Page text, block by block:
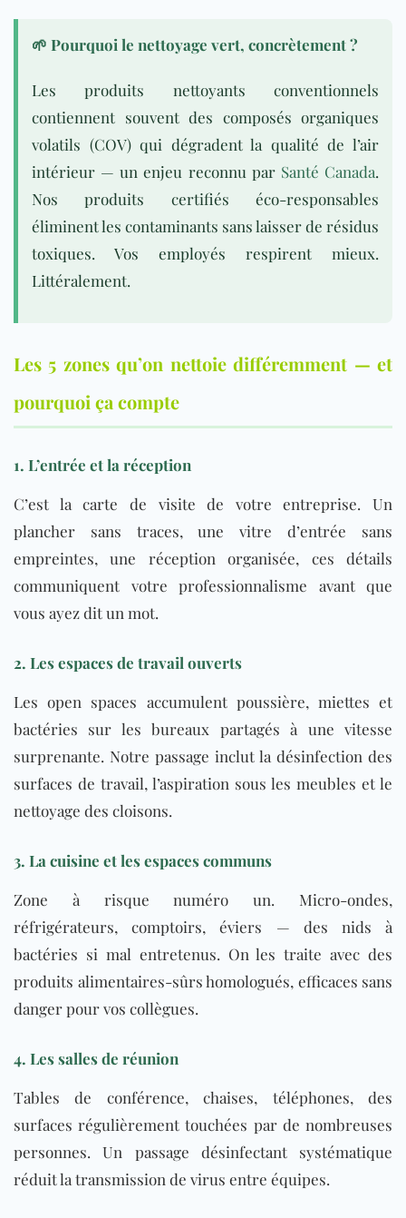
🌱 Pourquoi le nettoyage vert, concrètement ?
Les produits nettoyants conventionnels
contiennent souvent des composés organiques
volatils (COV) qui dégradent la qualité de l’air
intérieur — un enjeu reconnu par Santé Canada.
Nos produits certifiés éco-responsables
éliminent les contaminants sans laisser de résidus
toxiques. Vos employés respirent mieux.
Littéralement.
Les 5 zones qu’on nettoie différemment — et
pourquoi ça compte
1. L’entrée et la réception
C’est la carte de visite de votre entreprise. Un
plancher sans traces, une vitre d’entrée sans
empreintes, une réception organisée, ces détails
communiquent votre professionnalisme avant que
vous ayez dit un mot.
2. Les espaces de travail ouverts
Les open spaces accumulent poussière, miettes et
bactéries sur les bureaux partagés à une vitesse
surprenante. Notre passage inclut la désinfection des
surfaces de travail, l’aspiration sous les meubles et le
nettoyage des cloisons.
3. La cuisine et les espaces communs
Zone à risque numéro un. Micro-ondes,
réfrigérateurs, comptoirs, éviers — des nids à
bactéries si mal entretenus. On les traite avec des
produits alimentaires-sûrs homologués, efficaces sans
danger pour vos collègues.
4. Les salles de réunion
Tables de conférence, chaises, téléphones, des
surfaces régulièrement touchées par de nombreuses
personnes. Un passage désinfectant systématique
réduit la transmission de virus entre équipes.